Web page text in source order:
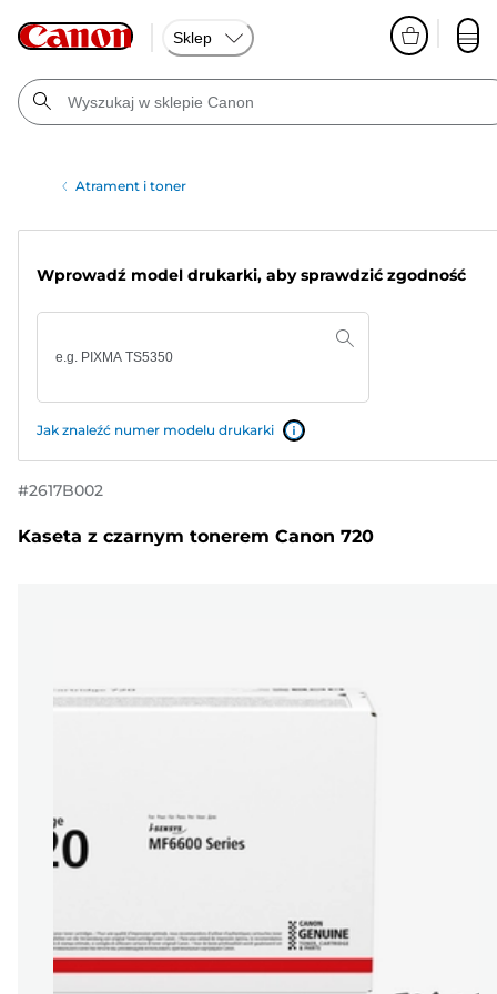
Sklep
Atrament i toner
Wprowadź model drukarki, aby sprawdzić zgodność
Jak znaleźć numer modelu drukarki
#2617B002
Kaseta z czarnym tonerem Canon 720